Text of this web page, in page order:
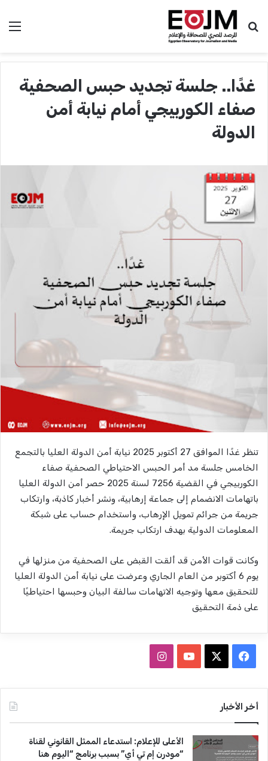
بحث عن
غدًا.. جلسة تجديد حبس الصحفية
صفاء الكوربيجي أمام نيابة أمن
الدولة
تنظر غدًا الموافق 27 أكتوبر 2025 نيابة أمن الدولة العليا بالتجمع
الخامس جلسة مد أمر الحبس الاحتياطي الصحفية صفاء
الكوربيجي في القضية 7256 لسنة 2025 حصر أمن الدولة العليا
باتهامات الانضمام إلى جماعة إرهابية، ونشر أخبار كاذبة، وارتكاب
جريمة من جرائم تمويل الإرهاب، واستخدام حساب على شبكة
المعلومات الدولية بهدف ارتكاب جريمة.
وكانت قوات الأمن قد ألقت القبض على الصحفية من منزلها في
يوم 6 أكتوبر من العام الجاري وعرضت على نيابة أمن الدولة العليا
للتحقيق معها وتوجيه الاتهامات سالفة البيان وحبسها احتياطيًا
على ذمة التحقيق
س
و
T
ق
أخر الأخبار
الأعلى للإعلام: استدعاء الممثل القانوني لقناة
“مودرن إم تي أي” بسبب برنامج “اليوم هنا